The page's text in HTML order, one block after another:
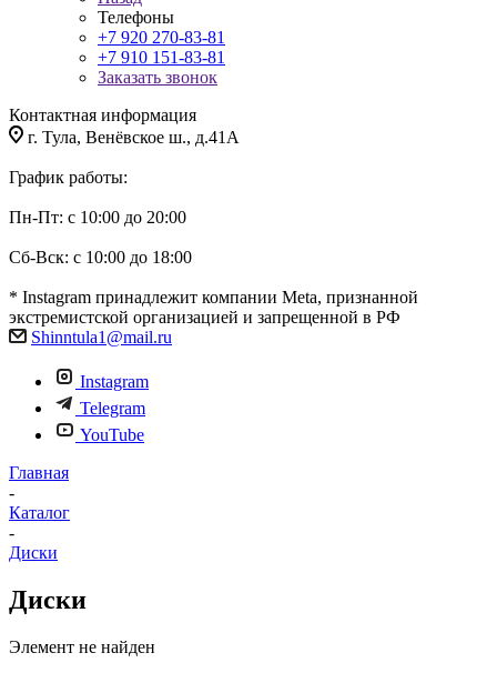
Телефоны
+7 920 270-83-81
+7 910 151-83-81
Заказать звонок
Контактная информация
г. Тула, Венёвское ш., д.41А
График работы:
Пн-Пт: с 10:00 до 20:00
Сб-Вск: с 10:00 до 18:00
* Instagram принадлежит компании Meta, признанной
экстремистской организацией и запрещенной в РФ
Shinntula1@mail.ru
Instagram
Telegram
YouTube
Главная
-
Каталог
-
Диски
Диски
Элемент не найден